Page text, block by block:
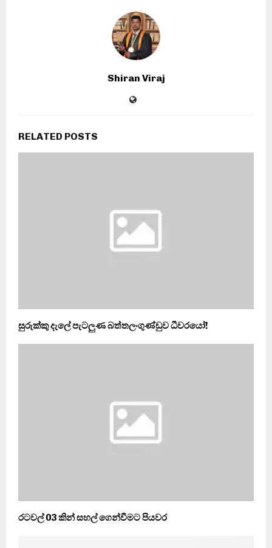
Shiran Viraj
RELATED POSTS
සුරුක්කු දැලේ පැටලුණ බත්තලංගුණ්ඩුව ධීවරයෝ!
රටවල් 03 කින් සහල් ගෙන්වීමට පියවර